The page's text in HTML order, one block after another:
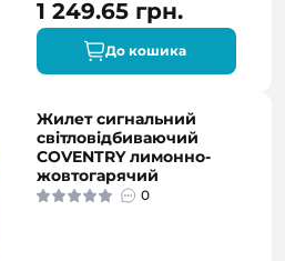
1 249.65 грн.
До кошика
Жилет сигнальний
світловідбиваючий
COVENTRY лимонно-
жовтогарячий
0